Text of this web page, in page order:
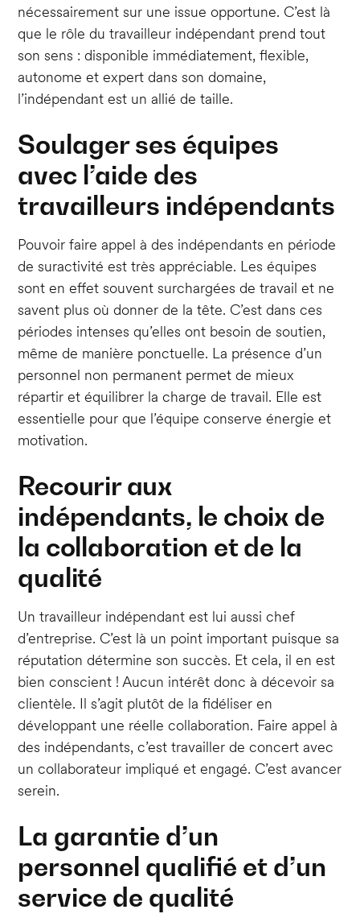
nécessairement sur une issue opportune. C’est là
que le rôle du travailleur indépendant prend tout
son sens : disponible immédiatement, flexible,
autonome et expert dans son domaine,
l’indépendant est un allié de taille.
Soulager ses équipes
avec l’aide des
travailleurs indépendants
Pouvoir faire appel à des indépendants en période
de suractivité est très appréciable. Les équipes
sont en effet souvent surchargées de travail et ne
savent plus où donner de la tête. C’est dans ces
périodes intenses qu’elles ont besoin de soutien,
même de manière ponctuelle. La présence d’un
personnel non permanent permet de mieux
répartir et équilibrer la charge de travail. Elle est
essentielle pour que l’équipe conserve énergie et
motivation.
Recourir aux
indépendants, le choix de
la collaboration et de la
qualité
Un travailleur indépendant est lui aussi chef
d’entreprise. C’est là un point important puisque sa
réputation détermine son succès. Et cela, il en est
bien conscient ! Aucun intérêt donc à décevoir sa
clientèle. Il s’agit plutôt de la fidéliser en
développant une réelle collaboration. Faire appel à
des indépendants, c’est travailler de concert avec
un collaborateur impliqué et engagé. C’est avancer
serein.
La garantie d’un
personnel qualifié et d’un
service de qualité